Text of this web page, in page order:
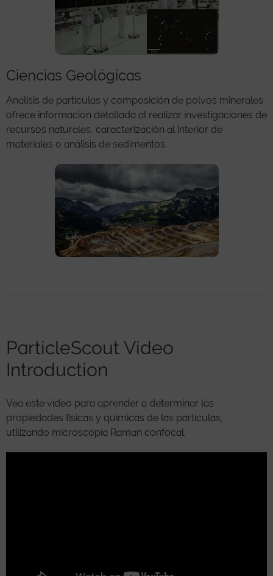
Ciencias Geológicas
Análisis de partículas y composición de polvos minerales
ofrece información detallada al realizar investigaciones de
recursos naturales, caracterización al interior de
materiales o análisis de sedimentos.
ParticleScout Video
Introduction
Vea este vídeo para aprender a determinar las
propiedades físicas y químicas de las partículas,
utilizando microscopía Raman confocal.